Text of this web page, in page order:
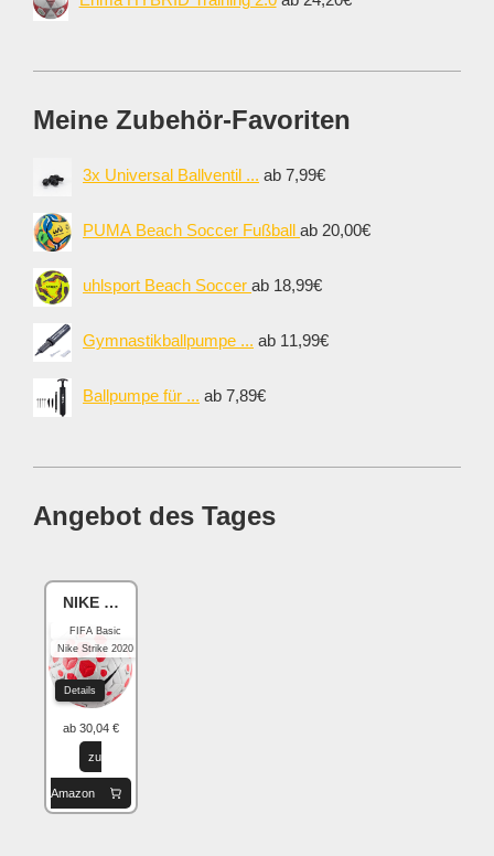
Meine Zubehör-Favoriten
3x Universal Ballventil ... ab 7,99€
PUMA Beach Soccer Fußball ab 20,00€
uhlsport Beach Soccer ab 18,99€
Gymnastikballpumpe ... ab 11,99€
Ballpumpe für ... ab 7,89€
Angebot des Tages
NIKE Academy
FIFA Basic
Nike Strike 2020
Details
ab 30,04 €
zu
Amazon